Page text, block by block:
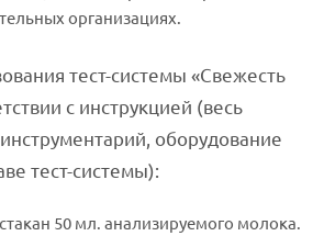
организациях.
тест-системы «Свежесть
с инструкцией (весь
оборудование
тест-системы):
50 мл. анализируемого молока.